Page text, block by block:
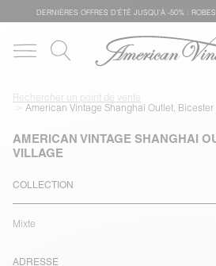
DERNIÈRES OFFRES D'ÉTÊ JUSQU'À -50% :
Rechercher un point de vente
American Vintage Shanghai Outlet, Bicester
AMERICAN VINTAGE SHANGHAI
VILLAGE
COLLECTION
Mixte
ADRESSE